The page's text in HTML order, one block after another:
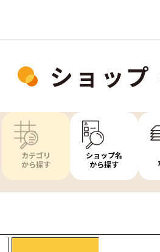
ショップ
カテゴリ
から探す
ショップ名
から探す